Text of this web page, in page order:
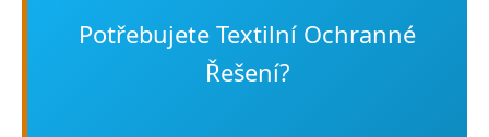
Potřebujete Textilní Ochranné
Řešení?